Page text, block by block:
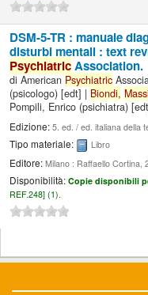
DSM-5-TR : manuale
disturbi mentali : text
PsychiatricAssociation.
diAmerican Psychiatric
(psicologo) [edt] | Biondi,
Pompili, Enrico (psichiatra)
Edizione:5. ed. / ed. italiana della
Tipo materiale: Libro
Editore:Milano : Raffaello Cortina,
Disponibilità:Copie disponibili
REF.248] (1).